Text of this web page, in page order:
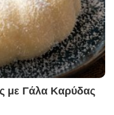
με Γάλα Καρύδας